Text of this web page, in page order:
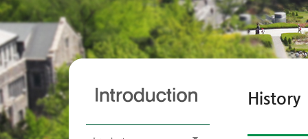
History